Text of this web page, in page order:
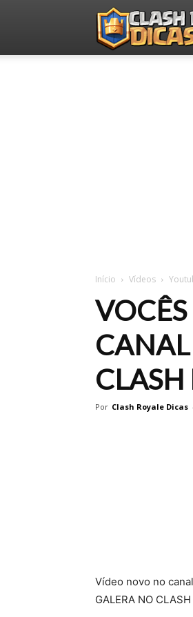
Início Vídeos
CLASH
Por Clash Royale Dicas
Vídeo novo no
GALERA NO